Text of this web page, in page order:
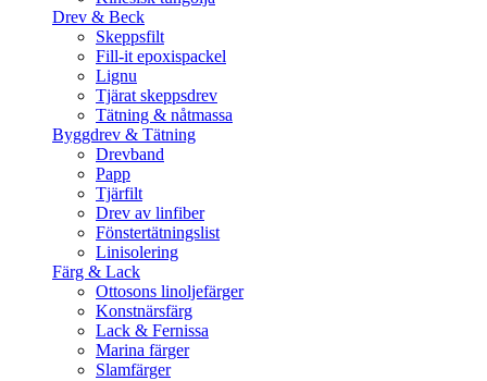
Drev & Beck
Skeppsfilt
Fill-it epoxispackel
Lignu
Tjärat skeppsdrev
Tätning & nåtmassa
Byggdrev & Tätning
Drevband
Papp
Tjärfilt
Drev av linfiber
Fönstertätningslist
Linisolering
Färg & Lack
Ottosons linoljefärger
Konstnärsfärg
Lack & Fernissa
Marina färger
Slamfärger